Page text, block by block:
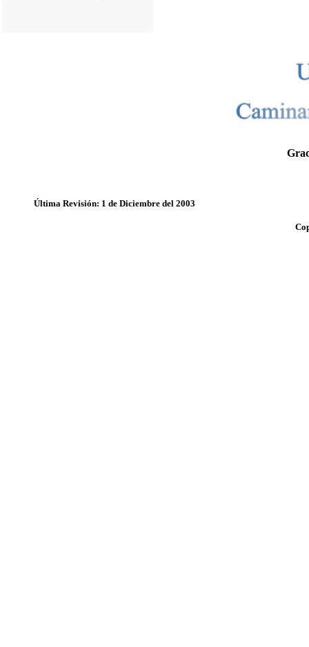
Última Revisión: 1 de Diciembre del 2003